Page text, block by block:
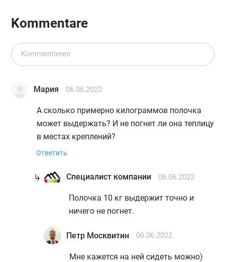
Kommentare
Мария 06.06.2022
А сколько примерно килограммов полочка
может выдержать? И не погнет ли она теплицу
в местах креплений?
Ответить
Специалист компании 06.06.2022
Полочка 10 кг выдержит точно и
ничего не погнет.
Петр Москвитин 06.06.2022
Мне кажется на ней сидеть можно)